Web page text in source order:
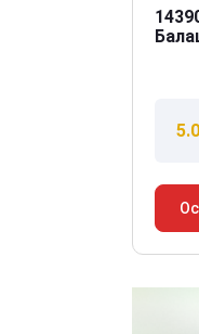
5.0